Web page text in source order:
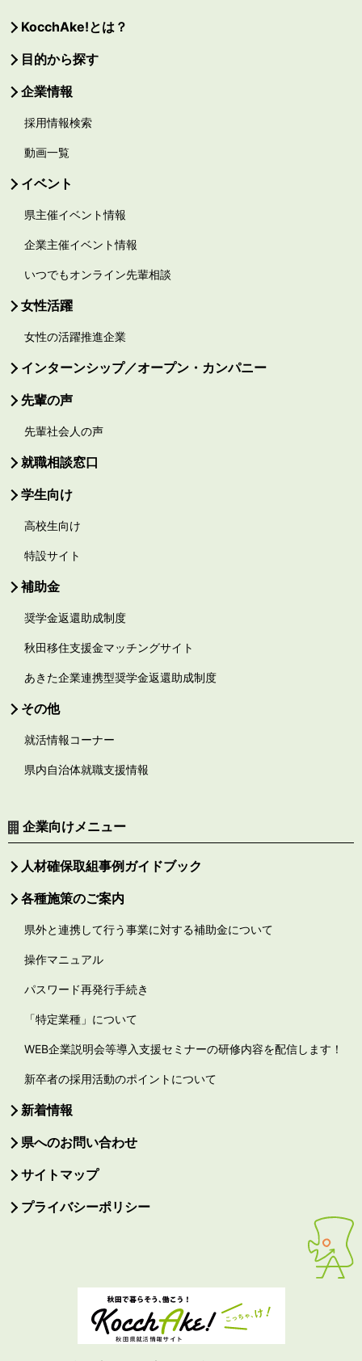
KocchAke!とは？
目的から探す
企業情報
採用情報検索
動画一覧
イベント
県主催イベント情報
企業主催イベント情報
いつでもオンライン先輩相談
女性活躍
女性の活躍推進企業
インターンシップ／オープン・カンパニー
先輩の声
先輩社会人の声
就職相談窓口
学生向け
高校生向け
特設サイト
補助金
奨学金返還助成制度
秋田移住支援金マッチングサイト
あきた企業連携型奨学金返還助成制度
その他
就活情報コーナー
県内自治体就職支援情報
企業向けメニュー
人材確保取組事例ガイドブック
各種施策のご案内
県外と連携して行う事業に対する補助金について
操作マニュアル
パスワード再発行手続き
「特定業種」について
WEB企業説明会等導入支援セミナーの研修内容を配信します！
新卒者の採用活動のポイントについて
新着情報
県へのお問い合わせ
サイトマップ
プライバシーポリシー